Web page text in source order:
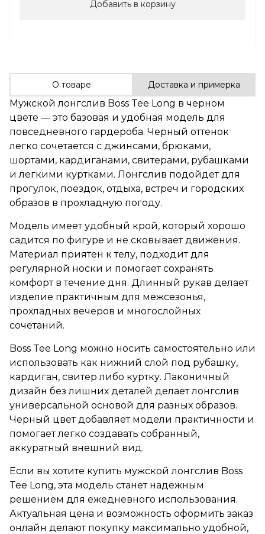
Добавить в корзину
О товаре Доставка и примерка
Мужской лонгслив Boss Tee Long в черном
цвете — это базовая и удобная модель для
повседневного гардероба. Черный оттенок
легко сочетается с джинсами, брюками,
шортами, кардиганами, свитерами, рубашками
и легкими куртками. Лонгслив подойдет для
прогулок, поездок, отдыха, встреч и городских
образов в прохладную погоду.
Модель имеет удобный крой, который хорошо
садится по фигуре и не сковывает движения.
Материал приятен к телу, подходит для
регулярной носки и помогает сохранять
комфорт в течение дня. Длинный рукав делает
изделие практичным для межсезонья,
прохладных вечеров и многослойных
сочетаний.
Boss Tee Long можно носить самостоятельно или
использовать как нижний слой под рубашку,
кардиган, свитер либо куртку. Лаконичный
дизайн без лишних деталей делает лонгслив
универсальной основой для разных образов.
Черный цвет добавляет модели практичности и
помогает легко создавать собранный,
аккуратный внешний вид.
Если вы хотите купить мужской лонгслив Boss
Tee Long, эта модель станет надежным
решением для ежедневного использования.
Актуальная цена и возможность оформить заказ
онлайн делают покупку максимально удобной,